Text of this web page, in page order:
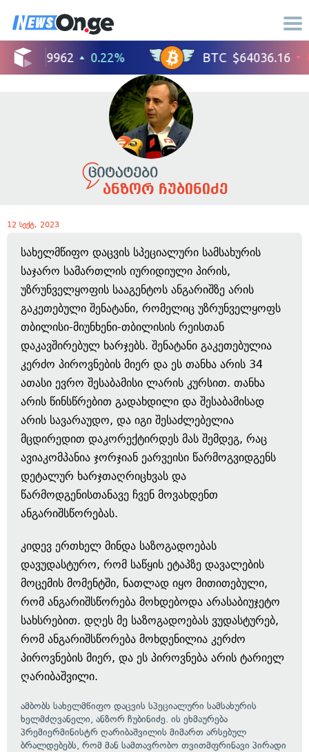
ანზორ ჩუბინიძე
12 სექტ, 2023
სახელმწიფო დაცვის სპეციალური სამსახურის
საჯარო სამართლის იურიდიული პირის,
უზრუნველყოფის სააგენტოს ანგარიშზე არის
გაკეთებული შენატანი, რომელიც უზრუნველყოფს
თბილისი-მიუნხენი-თბილისის რეისთან
დაკავშირებულ ხარჯებს. შენატანი გაკეთებულია
კერძო პიროვნების მიერ და ეს თანხა არის 34
ათასი ევრო შესაბამისი ლარის კურსით. თანხა
არის წინსწრებით გადახდილი და შესაბამისად
არის სავარაუდო, და იგი შესაძლებელია
მცდირედით დაკორექტირდეს მას შემდეგ, რაც
ავიაკომპანია ჯორჯიან ეარვეისი წარმოგვიდგენს
დეტალურ ხარჯთაღრიცხვას და
წარმოდგენისთანავე ჩვენ მოვახდენთ
ანგარიშსწორებას.
კიდევ ერთხელ მინდა საზოგადოებას
დავუდასტურო, რომ საწყის ეტაპზე დავალების
მოცემის მომენტში, ნათლად იყო მითითებული,
რომ ანგარიშსწორება მოხდებოდა არასაბიუჯეტო
სახსრებით. დღეს მე საზოგადოებას ვუდასტურებ,
რომ ანგარიშსწორება მოხდენილია კერძო
პიროვნების მიერ, და ეს პიროვნება არის ტარიელ
ღარიბაშვილი.
ამბობს სახელმწიფო დაცვის სპეციალური სამსახურის
ხელმძღვანელი, ანზორ ჩუბინიძე. ის ეხმაურება
პრემიერმინისტრ ღარიბაშვილის მიმართ არსებულ
ბრალდებებს, რომ მან სამთავრობო თვითმფრინავი პირადი